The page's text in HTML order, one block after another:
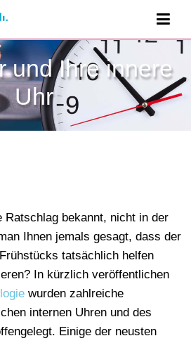
und Ihre innere
Uhr
Ratschlag bekannt, nicht in der
Ihnen jemals gesagt, dass der
tatsächlich helfen
In kürzlich veröffentlichen
wurden zahlreiche
internen Uhren und des
Einige der neusten